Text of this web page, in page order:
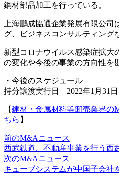
鋼材部品加工を行っている。
上海鵬成協通企業発展有限公
グ、ビジネスコンサルティング
新型コロナウイルス感染症拡大
の変化や今後の事業の方向性を
・今後のスケジュール
持分譲渡実行日 2022年1月31日
【建材・金属材料等卸売業界の
ちら 】
前のM&Aニュース
西武鉄道、不動産事業を行う西
次のM&Aニュース
キューブシステムが中国子会社